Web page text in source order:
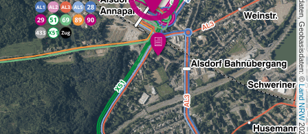
, Kartendaten, Geobasisdaten: ©
Land NRW